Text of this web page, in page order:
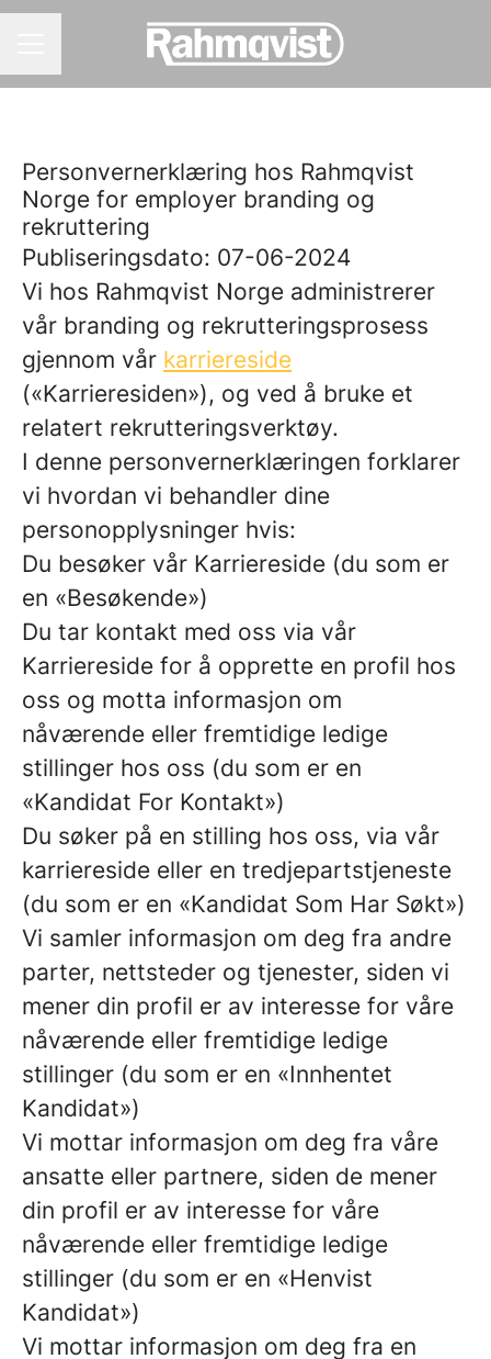
Personvernerklæring hos Rahmqvist
Norge for employer branding og
rekruttering
Publiseringsdato: 07-06-2024
Vi hos Rahmqvist Norge administrerer
vår branding og rekrutteringsprosess
gjennom vår karriereside
(«Karrieresiden»), og ved å bruke et
relatert rekrutteringsverktøy.
I denne personvernerklæringen forklarer
vi hvordan vi behandler dine
personopplysninger hvis:
Du besøker vår Karriereside (du som er
en «Besøkende»)
Du tar kontakt med oss via vår
Karriereside for å opprette en profil hos
oss og motta informasjon om
nåværende eller fremtidige ledige
stillinger hos oss (du som er en
«Kandidat For Kontakt»)
Du søker på en stilling hos oss, via vår
karriereside eller en tredjepartstjeneste
(du som er en «Kandidat Som Har Søkt»)
Vi samler informasjon om deg fra andre
parter, nettsteder og tjenester, siden vi
mener din profil er av interesse for våre
nåværende eller fremtidige ledige
stillinger (du som er en «Innhentet
Kandidat»)
Vi mottar informasjon om deg fra våre
ansatte eller partnere, siden de mener
din profil er av interesse for våre
nåværende eller fremtidige ledige
stillinger (du som er en «Henvist
Kandidat»)
Vi mottar informasjon om deg fra en